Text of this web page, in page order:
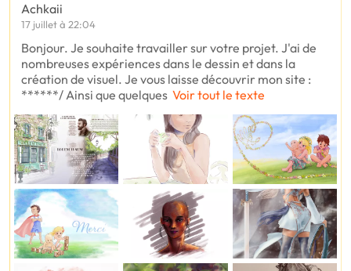
Achkaii
17 juillet à 22:04
Bonjour. Je souhaite travailler sur votre projet. J'ai de
nombreuses expériences dans le dessin et dans la
création de visuel. Je vous laisse découvrir mon site :
******/ Ainsi que quelques Voir tout le texte